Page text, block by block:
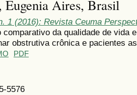
Eugenia Aires, Brasil
1 (2016): Revista Ceuma
comparativo da qualidade de vida
obstrutiva crônica e pacientes
PDF
5576